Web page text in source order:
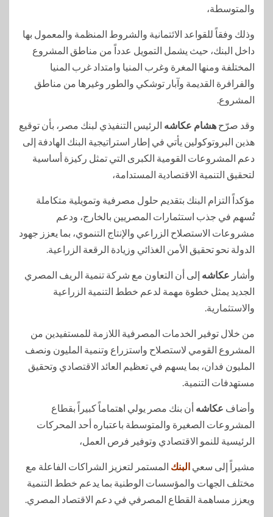
والمتوسطة،
وذلك وفقاً للقواعد الائتمانية والشروط المنظمة والمعمول بها
داخل البنك، حيث يشمل التمويل عدداً من مناطق المشروع
المختلفة ومنها المغرة وغرب المنيا وامتداد غرب المنيا
والفرافرة القديمة وآبار توشكي والطور وغيرها من مناطق
المشروع.
وقد صرّح هشام عكاشه الرئيس التنفيذي لبنك مصر، بأن توقيع
هذين البروتوكولين يأتي في إطار استراتيجية البنك الهادفة إلى
دعم المشروعات القومية الكبرى التي تمثل ركيزة أساسية
لتحقيق التنمية الاقتصادية المستدامة،
مؤكداً التزام البنك بتقديم حلول مصرفية وتمويلية متكاملة
تُسهم في جذب استثمارات المصريين بالخارج، ودعم
مشروعات الاستصلاح الزراعي والإنتاج التنموي، بما يعزز جهود
الدولة نحو تحقيق الأمن الغذائي وزيادة الرقعة الزراعية.
وأشار عكاشه إلى أن التعاون مع شركة تنمية الريف المصري
الجديد يمثل خطوة مهمة لدعم خطط التنمية الزراعية
والاستثمارية.
من خلال توفير الخدمات المصرفية اللازمة للمستفيدين من
المشروع القومي لاستصلاح واستزراع وتنمية المليون ونصف
المليون فدان، بما يسهم في تعظيم العائد الاقتصادي وتحقيق
مستهدفات التنمية.
وأضاف عكاشه أن بنك مصر يولي اهتماماً كبيراً بقطاع
المشروعات الصغيرة والمتوسطة باعتباره أحد المحركات
الرئيسية للنمو الاقتصادي وتوفير فرص العمل،
مشيراً إلى سعي البنك المستمر لتعزيز الشراكات الفاعلة مع
مختلف الجهات والمؤسسات الوطنية بما يدعم خطط التنمية
ويعزز مساهمة القطاع المصرفي في دعم الاقتصاد المصري.